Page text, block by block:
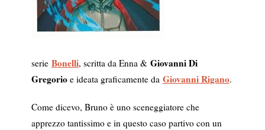
serie Bonelli, scritta da Enna & Giovanni Di
Gregorioe ideata graficamente da Giovanni Rigano.
Come dicevo, Bruno è uno sceneggiatore che
apprezzo tantissimo e in questo caso partivo con un